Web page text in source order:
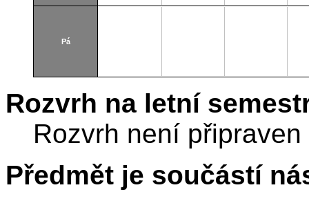
Pá
Rozvrh na letní
Rozvrh není připraven
Předmět je součástí